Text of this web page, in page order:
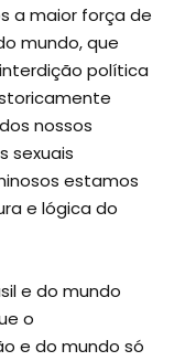
a maior força de
mundo, que
política
nossos
sexuais
estamos
e lógica do
e do mundo
o
e do mundo só